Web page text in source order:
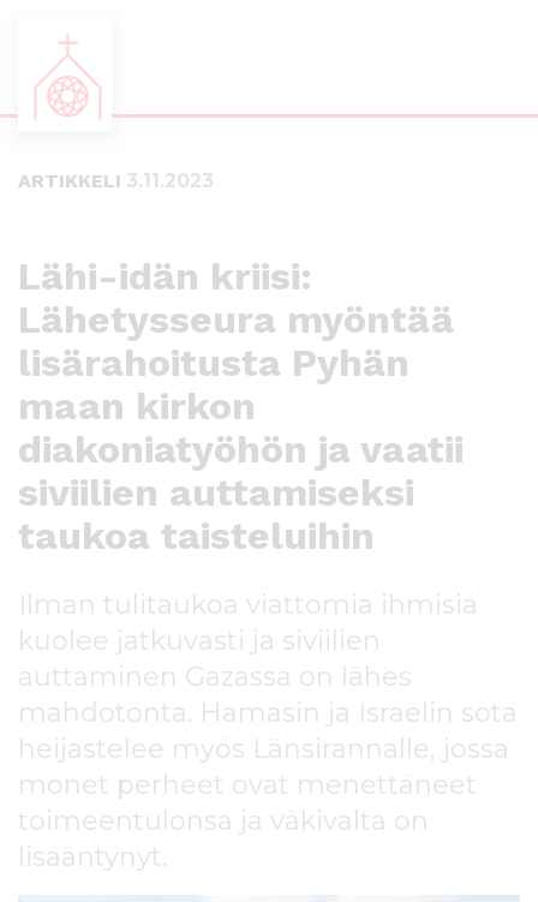
ARTIKKELI 3.11.2023
Lähi-idän kriisi:
Lähetysseura myöntää
lisärahoitusta Pyhän
maan kirkon
diakoniatyöhön ja vaatii
siviilien auttamiseksi
taukoa taisteluihin
Ilman tulitaukoa viattomia ihmisiä
kuolee jatkuvasti ja siviilien
auttaminen Gazassa on lähes
mahdotonta. Hamasin ja Israelin sota
heijastelee myös Länsirannalle, jossa
monet perheet ovat menettäneet
toimeentulonsa ja väkivalta on
lisääntynyt.